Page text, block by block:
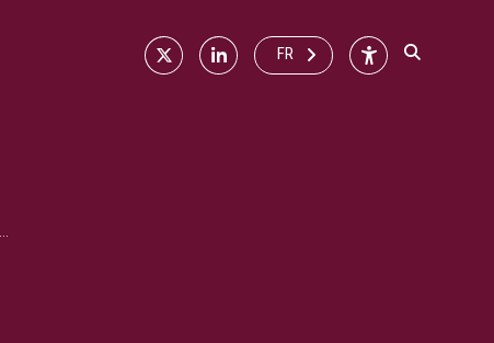
X Linkedin
FR Accessibilité